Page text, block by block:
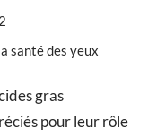
santé des yeux
gras
pour leur rôle